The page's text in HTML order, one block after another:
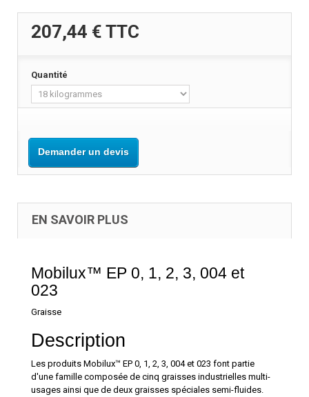
207,44 € TTC
Quantité
Demander un devis
EN SAVOIR PLUS
Mobilux™ EP 0, 1, 2, 3, 004 et
023
Graisse
Description
Les produits Mobilux™ EP 0, 1, 2, 3, 004 et 023 font partie
d'une famille composée de cinq graisses industrielles multi-
usages ainsi que de deux graisses spéciales semi-fluides.